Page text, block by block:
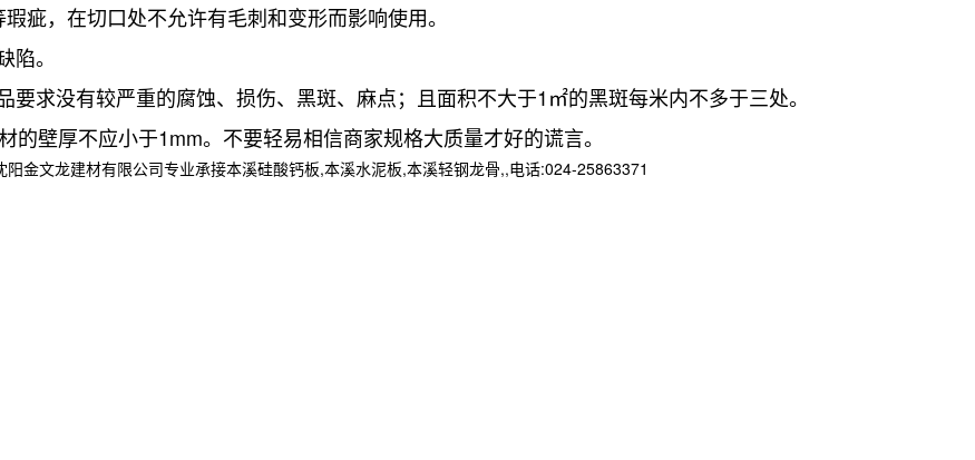
疵，在切口处不允许有毛刺和变形而影响使用。
。
求没有较严重的腐蚀、损伤、黑斑、麻点；且面积不大于1㎡的黑斑每米内不多于三处。
壁厚不应小于1mm。不要轻易相信商家规格大质量才好的谎言。
金文龙建材有限公司专业承接本溪硅酸钙板,本溪水泥板,本溪轻钢龙骨,,电话:024-25863371